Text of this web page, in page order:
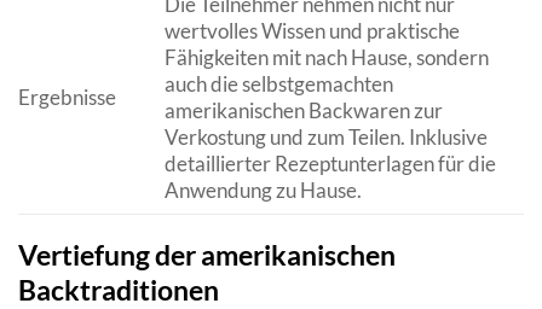
Ergebnisse
wertvolles Wissen und praktische
Fähigkeiten mit nach Hause, sondern
auch die selbstgemachten
amerikanischen Backwaren zur
Verkostung und zum Teilen. Inklusive
detaillierter Rezeptunterlagen für die
Anwendung zu Hause.
Vertiefung der amerikanischen
Backtraditionen